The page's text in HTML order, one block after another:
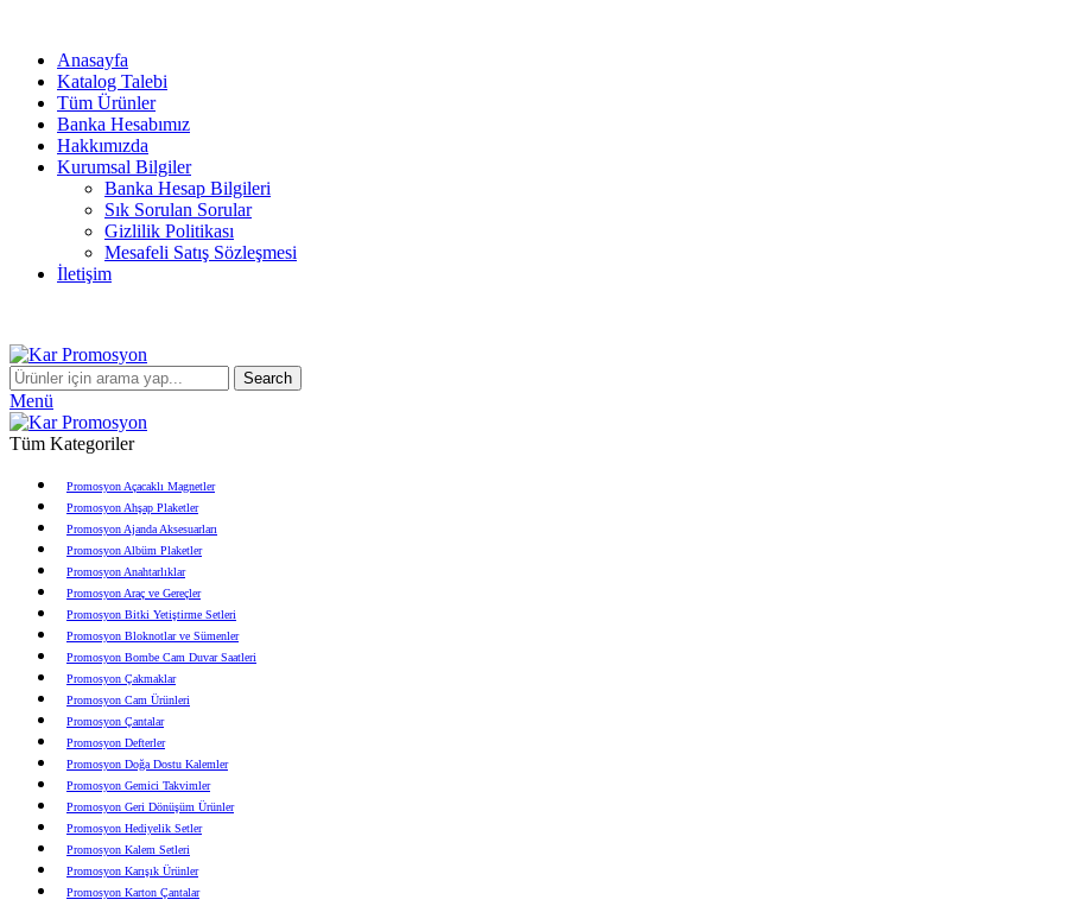
Anasayfa
Katalog Talebi
Tüm Ürünler
Banka Hesabımız
Hakkımızda
Kurumsal Bilgiler
Banka Hesap Bilgileri
Sık Sorulan Sorular
Gizlilik Politikası
Mesafeli Satış Sözleşmesi
İletişim
Search
Menü
Tüm Kategoriler
Promosyon Açacaklı Magnetler
Promosyon Ahşap Plaketler
Promosyon Ajanda Aksesuarları
Promosyon Albüm Plaketler
Promosyon Anahtarlıklar
Promosyon Araç ve Gereçler
Promosyon Bitki Yetiştirme Setleri
Promosyon Bloknotlar ve Sümenler
Promosyon Bombe Cam Duvar Saatleri
Promosyon Çakmaklar
Promosyon Cam Ürünleri
Promosyon Çantalar
Promosyon Defterler
Promosyon Doğa Dostu Kalemler
Promosyon Gemici Takvimler
Promosyon Geri Dönüşüm Ürünler
Promosyon Hediyelik Setler
Promosyon Kalem Setleri
Promosyon Karışık Ürünler
Promosyon Karton Çantalar